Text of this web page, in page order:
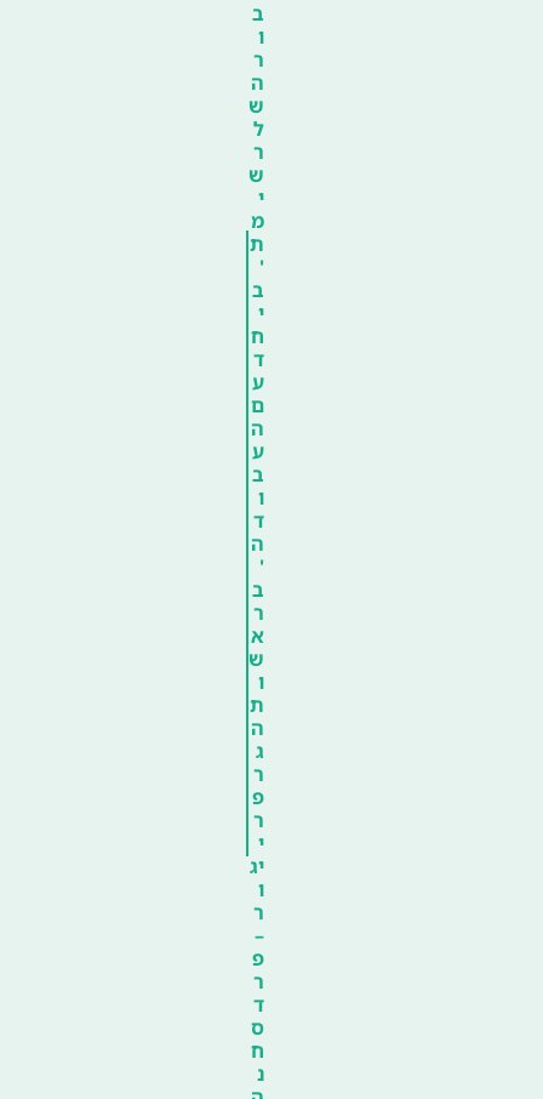
ב
ו
ר
ה
ש
ל
ר
ש
י
מ
ת
'
ב
י
ח
ד
ע
ם
ה
ע
ב
ו
ד
ה
'
ב
ר
א
ש
ו
ת
ה
ג
ר
פ
ר
י
יג
ו
ר
–
פ
ר
ד
ס
ח
נ